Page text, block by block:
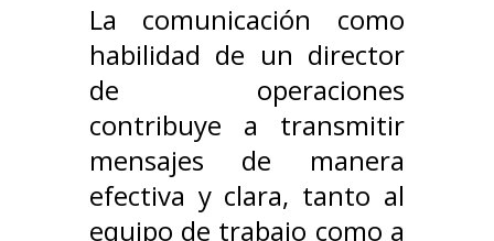
La comunicación como
habilidad de un director
de operaciones
contribuye a transmitir
mensajes de manera
efectiva y clara, tanto al
equipo de trabajo como a